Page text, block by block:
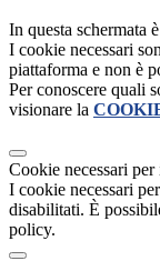
In questa schermata
I cookie necessari
piattaforma e non è
Per conoscere quali
visionare la
Cookie necessari
I cookie necessari
disabilitati. È
policy.